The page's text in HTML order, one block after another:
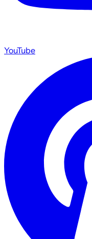
YouTube